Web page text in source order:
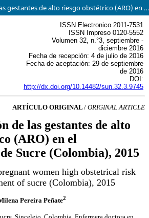
Caracterización de las gestantes de alto riesgo obstétrico (ARO) en el departamento de sucre 2015